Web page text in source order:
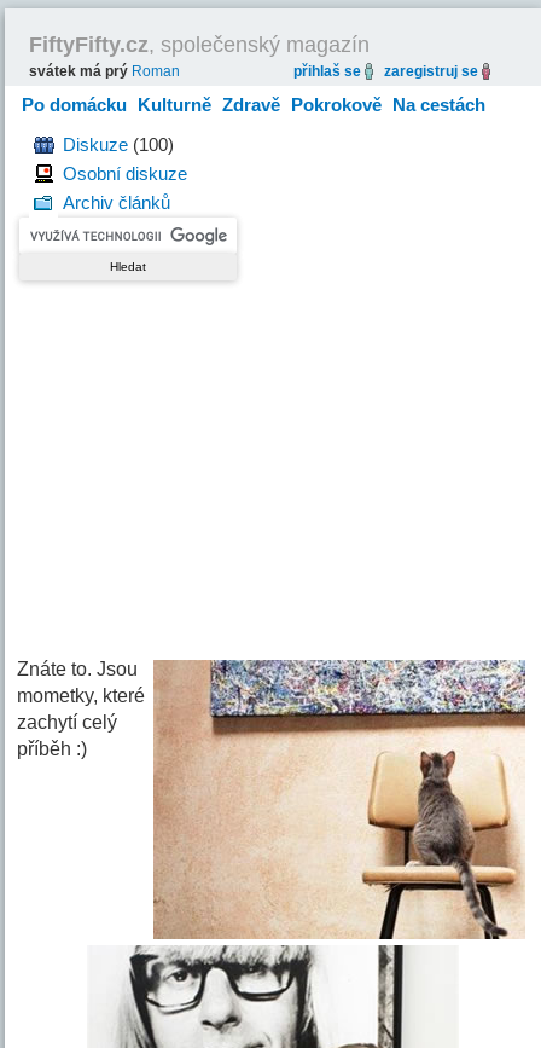
FiftyFifty.cz, společenský magazín
svátek má prý Roman přihlaš se zaregistruj se
Po domácku Kulturně Zdravě Pokrokově Na cestách
HravěDiskuze (100)
Osobní diskuze
Archiv článků
Znáte to. Jsou
mometky, které
zachytí celý
příběh :)